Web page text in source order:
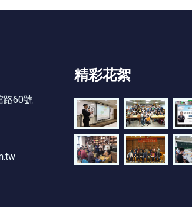
路60號
精彩花絮